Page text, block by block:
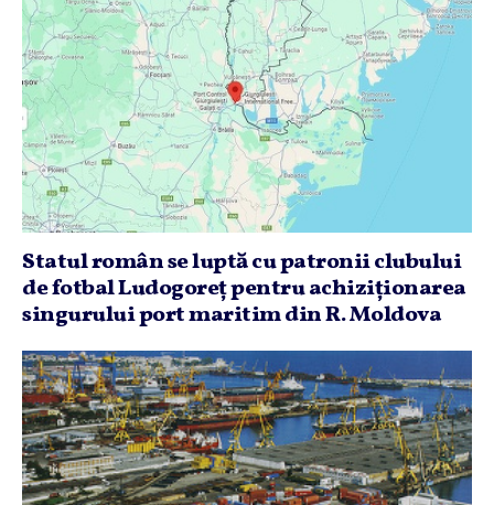
Statul român se luptă cu patronii clubului
de fotbal Ludogoreţ pentru achiziţionarea
singurului port maritim din R. Moldova